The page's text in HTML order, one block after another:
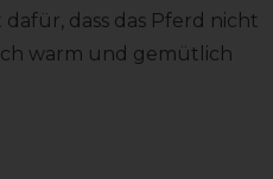
dass das Pferd nicht
warm und gemütlich